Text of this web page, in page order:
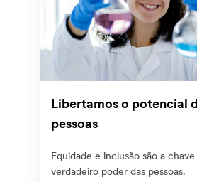
Libertamos o potencial
pessoas
Equidade e inclusão são a
verdadeiro poder das pessoas.